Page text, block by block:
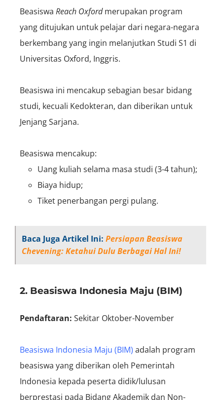
Beasiswa Reach Oxfordmerupakan program
yang ditujukan untuk pelajar dari negara-negara
berkembang yang ingin melanjutkan Studi S1 di
Universitas Oxford, Inggris.
Beasiswa ini mencakup sebagian besar bidang
studi, kecuali Kedokteran, dan diberikan untuk
Jenjang Sarjana.
Beasiswa mencakup:
Uang kuliah selama masa studi (3-4 tahun);
Biaya hidup;
Tiket penerbangan pergi pulang.
Baca Juga Artikel Ini: Persiapan Beasiswa
Chevening: Ketahui Dulu Berbagai Hal Ini!
2. Beasiswa Indonesia Maju (BIM)
Pendaftaran: Sekitar Oktober-November
Beasiswa Indonesia Maju (BIM) adalah program
beasiswa yang diberikan oleh Pemerintah
Indonesia kepada peserta didik/lulusan
berprestasi pada Bidang Akademik dan Non-